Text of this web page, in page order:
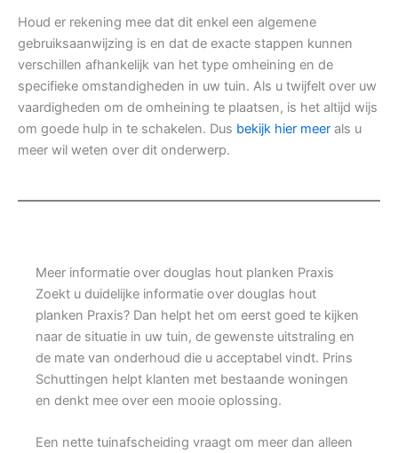
Houd er rekening mee dat dit enkel een algemene
gebruiksaanwijzing is en dat de exacte stappen kunnen
verschillen afhankelijk van het type omheining en de
specifieke omstandigheden in uw tuin. Als u twijfelt over uw
vaardigheden om de omheining te plaatsen, is het altijd wijs
om goede hulp in te schakelen. Dus bekijk hier meer als u
meer wil weten over dit onderwerp.
Meer informatie over douglas hout planken Praxis
Zoekt u duidelijke informatie over douglas hout
planken Praxis? Dan helpt het om eerst goed te kijken
naar de situatie in uw tuin, de gewenste uitstraling en
de mate van onderhoud die u acceptabel vindt. Prins
Schuttingen helpt klanten met bestaande woningen
en denkt mee over een mooie oplossing.
Een nette tuinafscheiding vraagt om meer dan alleen